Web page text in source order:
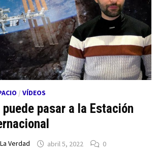
/ VÍDEOS
pasar a la Estación
Verdad abril 5, 2022 0